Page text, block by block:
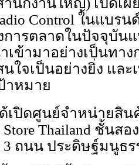
Control ในแบรน
การตลาดในปัจจุบัน
เข้ามาอย่างเป็นทาง
ใจเป็นอย่างยิ่ง แล
าหมาย
นย์จำหน่ายสินค้า
Store Thailand ชั้นส
3 ถนน ประดิษฐ์มนูธร